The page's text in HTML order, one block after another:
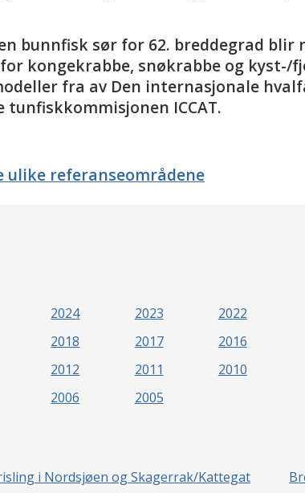
bunnfisk sør for 62. breddegrad
kongekrabbe, snøkrabbe og kyst-/
fra av Den internasjonale
ICCAT.
ulike referanseområdene
2024 2023
2022
2018 2017
2016
2012 2011
2010
2006 2005
i Nordsjøen og Skagerrak/Kattegat